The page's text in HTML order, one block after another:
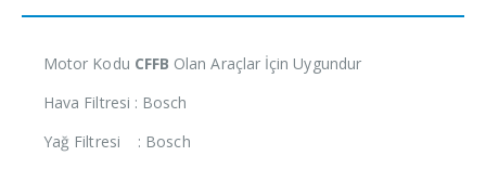
Motor Kodu CFFB Olan Araçlar İçin Uygundur
Hava Filtresi : Bosch
Yağ Filtresi : Bosch